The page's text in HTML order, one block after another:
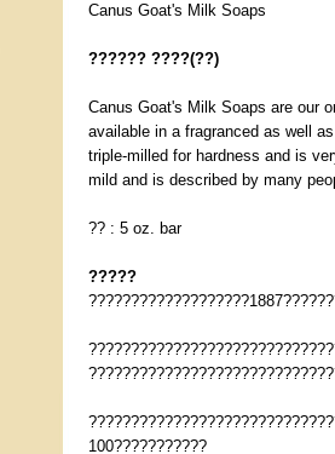
Canus Goat's Milk Soaps
?????? ????(??)
Canus Goat's Milk Soaps are our
available in a fragranced as well
triple-milled for hardness and is
mild and is described by many
?? : 5 oz. bar
?????
100???????????